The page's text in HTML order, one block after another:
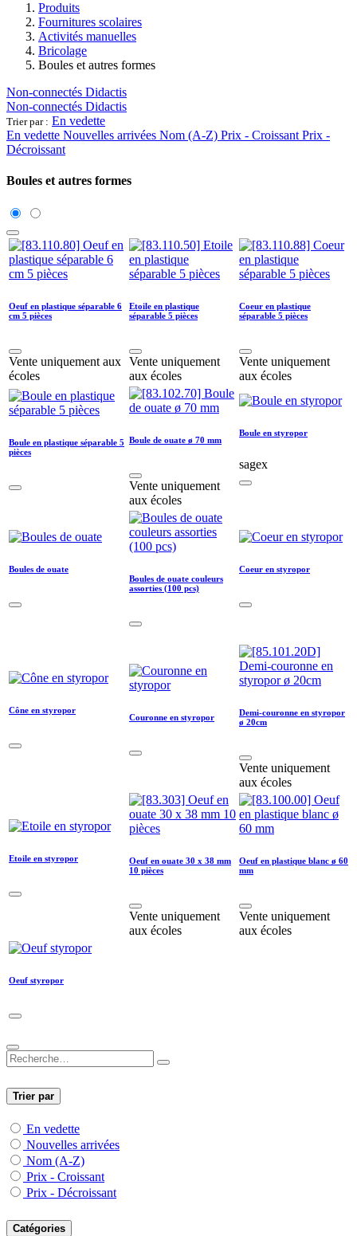
Produits
​Fournitures scolaires
Activités manuelles
Bricolage
Boules et autres formes
Non-connectés Didactis
Non-connectés Didactis
Trier par : En vedette
En vedette Nouvelles arrivées Nom (A-Z) Prix - Croissant Prix -
Décroissant
Boules et autres formes
Oeuf en plastique séparable 6
cm 5 pièces
Vente uniquement aux
écoles
Etoile en plastique
séparable 5 pièces
Vente uniquement
aux écoles
Coeur en plastique
séparable 5 pièces
Vente uniquement
aux écoles
Boule en plastique séparable 5
pièces
Boule de ouate ø 70 mm
Vente uniquement
aux écoles
Boule en styropor
sagex
Boules de ouate
Boules de ouate couleurs
assorties (100 pcs)
Coeur en styropor
Cône en styropor
Couronne en styropor
Demi-couronne en styropor
ø 20cm
Vente uniquement
aux écoles
Etoile en styropor
Oeuf en ouate 30 x 38 mm
10 pièces
Vente uniquement
aux écoles
Oeuf en plastique blanc ø 60
mm
Vente uniquement
aux écoles
Oeuf styropor
Trier par
En vedette
Nouvelles arrivées
Nom (A-Z)
Prix - Croissant
Prix - Décroissant
Catégories